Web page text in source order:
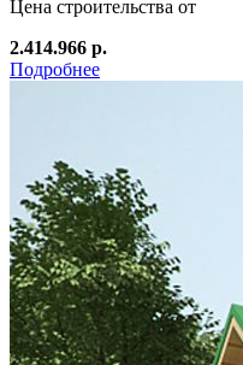
Цена строительства от
2.414.966 р.
Подробнее